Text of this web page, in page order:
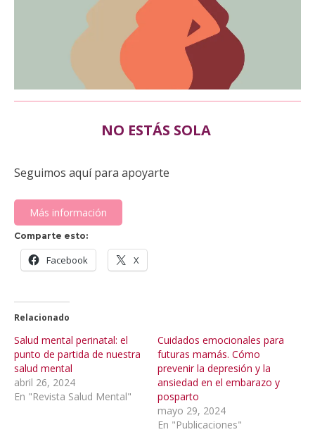
NO ESTÁS SOLA
Seguimos aquí para apoyarte
Más información
Comparte esto:
Facebook X
Relacionado
Salud mental perinatal: el
punto de partida de nuestra
salud mental
abril 26, 2024
En "Revista Salud Mental"
Cuidados emocionales para
futuras mamás. Cómo
prevenir la depresión y la
ansiedad en el embarazo y
posparto
mayo 29, 2024
En "Publicaciones"